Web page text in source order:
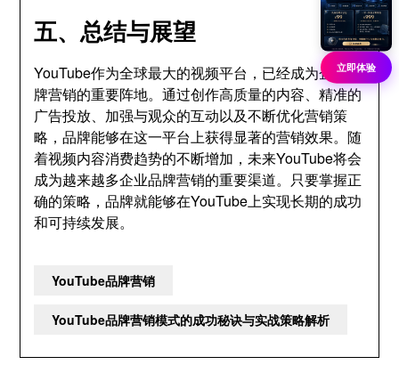
五、总结与展望
YouTube作为全球最大的视频平台，已经成为企业品
牌营销的重要阵地。通过创作高质量的内容、精准的
广告投放、加强与观众的互动以及不断优化营销策
略，品牌能够在这一平台上获得显著的营销效果。随
着视频内容消费趋势的不断增加，未来YouTube将会
成为越来越多企业品牌营销的重要渠道。只要掌握正
确的策略，品牌就能够在YouTube上实现长期的成功
和可持续发展。
YouTube品牌营销
YouTube品牌营销模式的成功秘诀与实战策略解析
立即体验